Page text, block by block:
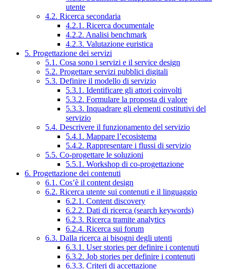
utente
4.2. Ricerca secondaria
4.2.1. Ricerca documentale
4.2.2. Analisi benchmark
4.2.3. Valutazione euristica
5. Progettazione dei servizi
5.1. Cosa sono i servizi e il service design
5.2. Progettare servizi pubblici digitali
5.3. Definire il modello di servizio
5.3.1. Identificare gli attori coinvolti
5.3.2. Formulare la proposta di valore
5.3.3. Inquadrare gli elementi costitutivi del
servizio
5.4. Descrivere il funzionamento del servizio
5.4.1. Mappare l’ecosistema
5.4.2. Rappresentare i flussi di servizio
5.5. Co-progettare le soluzioni
5.5.1. Workshop di co-progettazione
6. Progettazione dei contenuti
6.1. Cos’è il content design
6.2. Ricerca utente sui contenuti e il linguaggio
6.2.1. Content discovery
6.2.2. Dati di ricerca (search keywords)
6.2.3. Ricerca tramite analytics
6.2.4. Ricerca sui forum
6.3. Dalla ricerca ai bisogni degli utenti
6.3.1. User stories per definire i contenuti
6.3.2. Job stories per definire i contenuti
6.3.3. Criteri di accettazione